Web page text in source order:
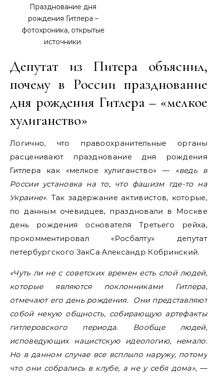
Празднование дня
рождения Гитлера –
фотохроника, открытые
источники.
Депутат из Питера объяснил,
почему в России празднование
дня рождения Гитлера – «мелкое
хулиганство»
Логично, что правоохранительные органы
расценивают празднование дня рождения
Гитлера как «мелкое хулиганство» — «ведь в
России установка на то, что фашизм где-то на
Украине». Так задержание активистов, которые,
по данным очевидцев, праздновали в Москве
день рождения основателя Третьего рейха,
прокомментировал «Росбалту» депутат
петербургского ЗакСа Александр Кобринский.
«Чуть ли не с советских времен есть слой людей,
которые являются поклонниками Гитлера,
отмечают его день рождения. Они представляют
собой некую общность, собирающую артефакты
гитлеровского периода. Вообще людей,
исповедующих нацистскую идеологию, немало.
Но в данном случае все всплыло наружу, потому
что они собрались в клубе, а не у себя дома», —